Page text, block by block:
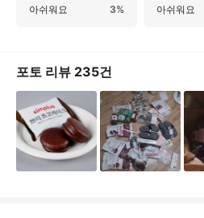
아쉬워요
3%
아쉬워요
포토 리뷰 235건